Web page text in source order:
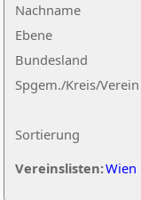
Nachname
Ebene
Sortierung
Bundesland
Spgem./Kreis/Verein
Vereinslisten:Wien